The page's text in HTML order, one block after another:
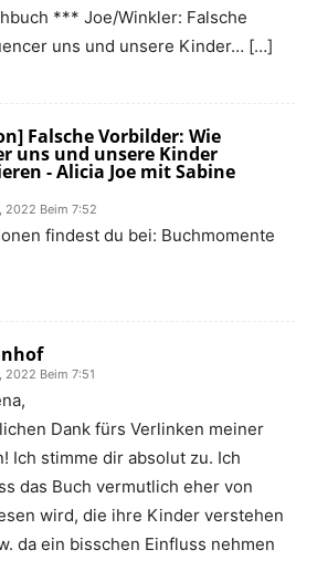
*** Joe/Winkler: Falsche
uns und unsere Kinder… […]
Falsche Vorbilder: Wie
uns und unsere Kinder
- Alicia Joe mit Sabine
2022 Beim 7:52
findest du bei: Buchmomente
2022 Beim 7:51
Dank fürs Verlinken meiner
Ich stimme dir absolut zu. Ich
das Buch vermutlich eher von
wird, die ihre Kinder verstehen
da ein bisschen Einfluss nehmen